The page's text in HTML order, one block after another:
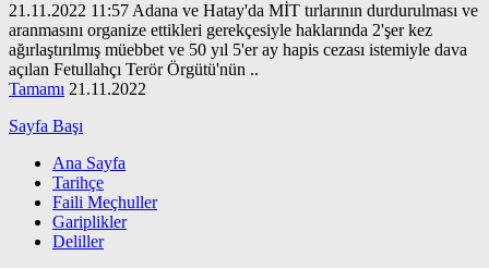
21.11.2022 11:57 Adana ve Hatay'da MİT tırlarının durdurulması ve
aranmasını organize ettikleri gerekçesiyle haklarında 2'şer kez
ağırlaştırılmış müebbet ve 50 yıl 5'er ay hapis cezası istemiyle dava
açılan Fetullahçı Terör Örgütü'nün ..
Tamamı 21.11.2022
Sayfa Başı
Ana Sayfa
Tarihçe
Faili Meçhuller
Gariplikler
Deliller